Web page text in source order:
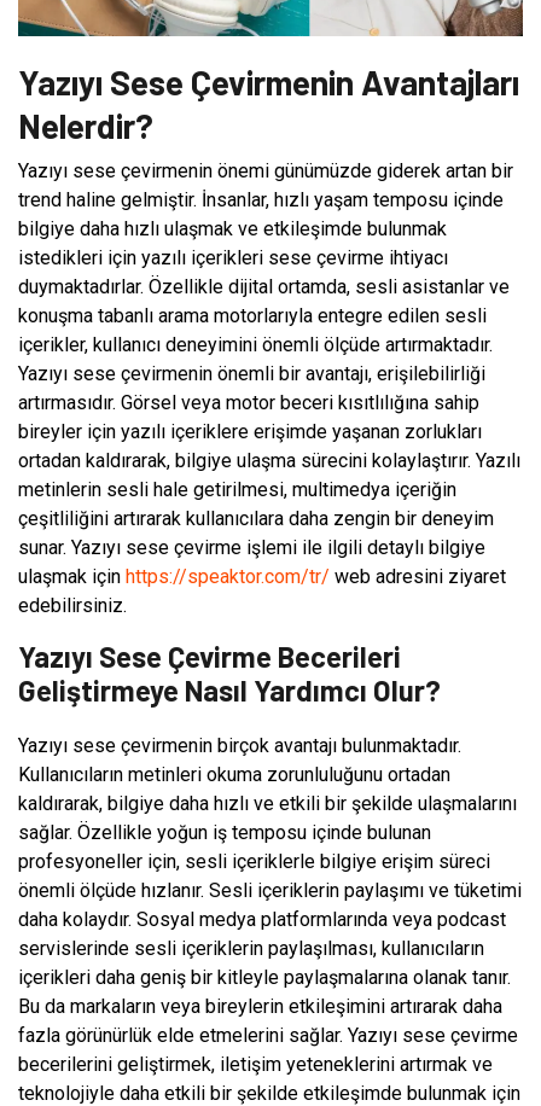
Yazıyı Sese Çevirmenin Avantajları
Nelerdir?
Yazıyı sese çevirmenin önemi günümüzde giderek artan bir
trend haline gelmiştir. İnsanlar, hızlı yaşam temposu içinde
bilgiye daha hızlı ulaşmak ve etkileşimde bulunmak
istedikleri için yazılı içerikleri sese çevirme ihtiyacı
duymaktadırlar. Özellikle dijital ortamda, sesli asistanlar ve
konuşma tabanlı arama motorlarıyla entegre edilen sesli
içerikler, kullanıcı deneyimini önemli ölçüde artırmaktadır.
Yazıyı sese çevirmenin önemli bir avantajı, erişilebilirliği
artırmasıdır. Görsel veya motor beceri kısıtlılığına sahip
bireyler için yazılı içeriklere erişimde yaşanan zorlukları
ortadan kaldırarak, bilgiye ulaşma sürecini kolaylaştırır. Yazılı
metinlerin sesli hale getirilmesi, multimedya içeriğin
çeşitliliğini artırarak kullanıcılara daha zengin bir deneyim
sunar. Yazıyı sese çevirme işlemi ile ilgili detaylı bilgiye
ulaşmak için https://speaktor.com/tr/ web adresini ziyaret
edebilirsiniz.
Yazıyı Sese Çevirme Becerileri
Geliştirmeye Nasıl Yardımcı Olur?
Yazıyı sese çevirmenin birçok avantajı bulunmaktadır.
Kullanıcıların metinleri okuma zorunluluğunu ortadan
kaldırarak, bilgiye daha hızlı ve etkili bir şekilde ulaşmalarını
sağlar. Özellikle yoğun iş temposu içinde bulunan
profesyoneller için, sesli içeriklerle bilgiye erişim süreci
önemli ölçüde hızlanır. Sesli içeriklerin paylaşımı ve tüketimi
daha kolaydır. Sosyal medya platformlarında veya podcast
servislerinde sesli içeriklerin paylaşılması, kullanıcıların
içerikleri daha geniş bir kitleyle paylaşmalarına olanak tanır.
Bu da markaların veya bireylerin etkileşimini artırarak daha
fazla görünürlük elde etmelerini sağlar. Yazıyı sese çevirme
becerilerini geliştirmek, iletişim yeteneklerini artırmak ve
teknolojiyle daha etkili bir şekilde etkileşimde bulunmak için